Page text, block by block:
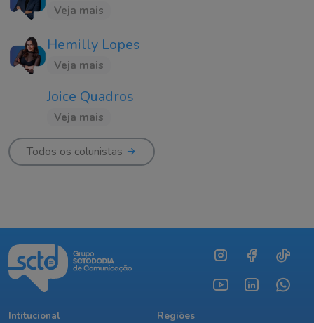
Veja mais
Hemilly Lopes
Veja mais
Joice Quadros
Veja mais
Todos os colunistas
Intitucional
Regiões